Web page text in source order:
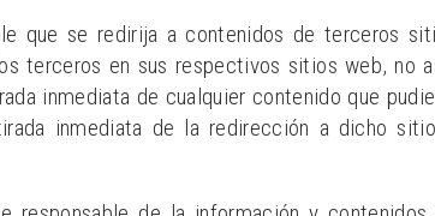
que se redirija a contenidos de terceros
terceros en sus respectivos sitios web, no
inmediata de cualquier contenido que
inmediata de la redirección a dicho